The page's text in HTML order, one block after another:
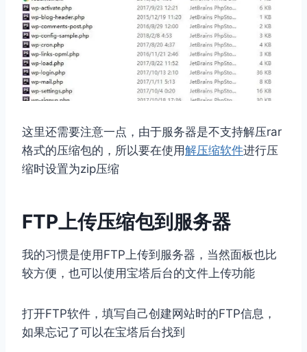
这里还需要注意一点，由于服务器是不支持解压rar
格式的压缩包的，所以要在使用解压缩软件进行压
缩时设置为zip压缩
FTP上传压缩包到服务器
我的习惯是使用FTP上传到服务器，当然面板也比
较方便，也可以使用宝塔后台的文件上传功能
打开FTP软件，填写自己创建网站时的FTP信息，
如果忘记了可以在宝塔后台找到